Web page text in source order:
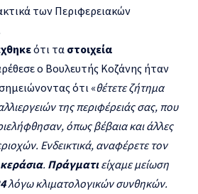
των Περιφερειακών
ότι τα στοιχεία
ο Βουλευτής Κοζάνης ήταν
ότι «θέτετε ζήτημα
της περιφέρειάς σας, που
όπως βέβαια και άλλες
Ενδεικτικά, αναφέρετε τον
κεράσια. Πράγματιείχαμε μείωση
4λόγω κλιματολογικών συνθηκών.